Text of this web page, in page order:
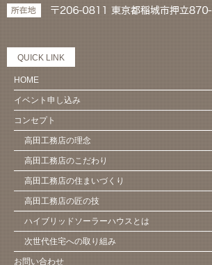
QUICK LINK
HOME
イベント申し込み
コンセプト
高田工務店の理念
高田工務店のこだわり
高田工務店の住まいづくり
高田工務店の匠の技
ハイブリッドソーラーハウスとは
次世代住宅への取り組み
お問い合わせ